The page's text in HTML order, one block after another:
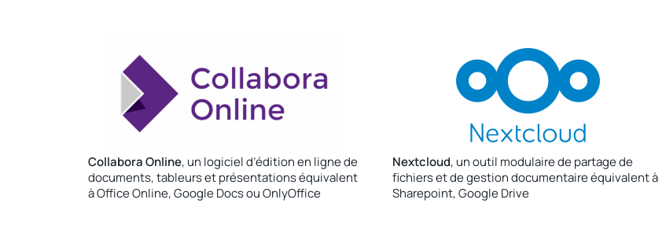
Collabora Online, un logiciel d’édition en ligne de
documents, tableurs et présentations équivalent
à Office Online, Google Docs ou OnlyOffice
Nextcloud, un outil modulaire de partage de
fichiers et de gestion documentaire équivalent à
Sharepoint, Google Drive